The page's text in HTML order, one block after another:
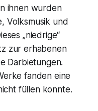
ihnen wurden
Volksmusik und
„niedrige“
zur erhabenen
Darbietungen.
fanden eine
füllen konnte.